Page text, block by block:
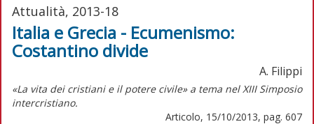
Attualità, 2013-18
Italia e Grecia - Ecumenismo:
Costantino divide
A. Filippi
«La vita dei cristiani e il potere civile» a tema nel XIII Simposio
intercristiano.
Articolo, 15/10/2013, pag. 607